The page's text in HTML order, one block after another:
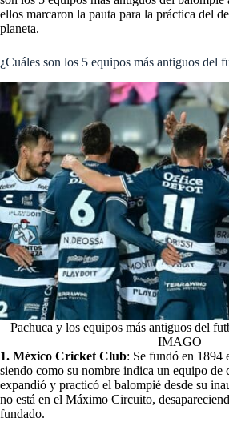
ellos marcaron la pauta para la práctica del
planeta.
¿Cuáles son los 5 equipos más antiguos del
Pachuca y los equipos más antiguos del
IMAGO
1. México Cricket Club: Se fundó en 1894
siendo como su nombre indica un equipo de
expandió y practicó el balompié desde su
no está en el Máximo Circuito,
fundado.